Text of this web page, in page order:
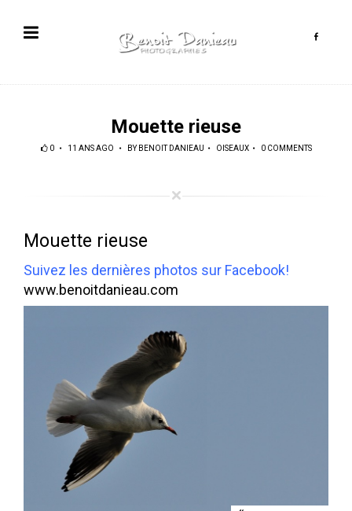
Mouette rieuse
0 11 ANS AGO BY BENOIT DANIEAU OISEAUX 0 COMMENTS
Mouette rieuse
Suivez les dernières photos sur Facebook!
www.benoitdanieau.com